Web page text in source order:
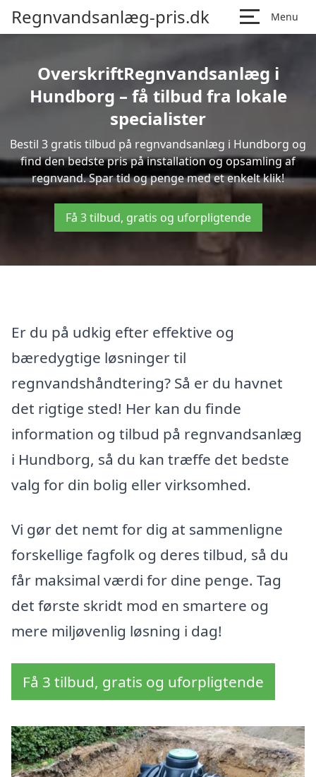
Regnvandsanlæg-pris.dk Menu
OverskriftRegnvandsanlæg i
Hundborg – få tilbud fra lokale
specialister
Bestil 3 gratis tilbud på regnvandsanlæg i Hundborg og
find den bedste pris på installation og opsamling af
regnvand. Spar tid og penge med et enkelt klik!
Få 3 tilbud, gratis og uforpligtende
Er du på udkig efter effektive og
bæredygtige løsninger til
regnvandshåndtering? Så er du havnet
det rigtige sted! Her kan du finde
information og tilbud på regnvandsanlæg
i Hundborg, så du kan træffe det bedste
valg for din bolig eller virksomhed.
Vi gør det nemt for dig at sammenligne
forskellige fagfolk og deres tilbud, så du
får maksimal værdi for dine penge. Tag
det første skridt mod en smartere og
mere miljøvenlig løsning i dag!
Få 3 tilbud, gratis og uforpligtende